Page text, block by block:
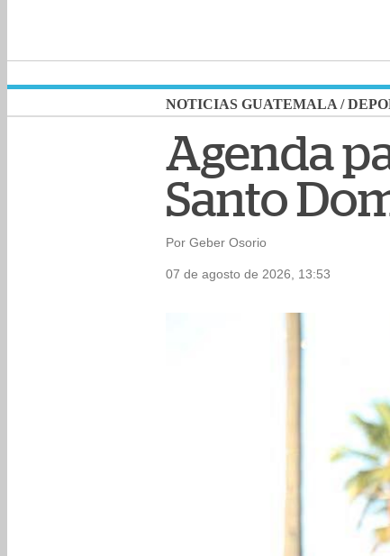
NOTICIAS GUATEMALA /
Agenda
Santo
Por Geber Osorio
07 de agosto de 2026, 13:53